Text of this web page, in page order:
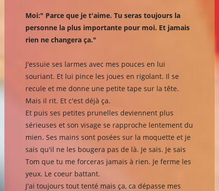
Moi:" Parce que je t'aime. Tu seras toujours la
personne la plus importante pour moi. Et jamais
rien ne changera ça."
J'essuie ses larmes avec mes pouces en lui
souriant. Et lui pince les joues en rigolant. Il se
recule et me donne une petite tape sur la tête.
Mais il rit. Et c'est déjà ça.
Et puis ses petites prunelles deviennent plus
sérieuses et son visage se rapproche lentement du
mien. Ses mains sont posées sur la moquette et je
sais qu'il ne les bougera pas de là. Je sais. Je sais
Tom que tu me forceras jamais à rien. Je ferme les
yeux. Le coeur battant.
J'ai toujours tout tenté mais ça, ca dépasse mes